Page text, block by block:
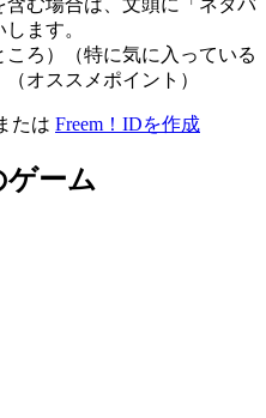
ます。
ろ）（特に気に入っている
オススメポイント）
たは Freem！IDを作成
ーム